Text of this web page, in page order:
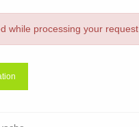
while processing your request